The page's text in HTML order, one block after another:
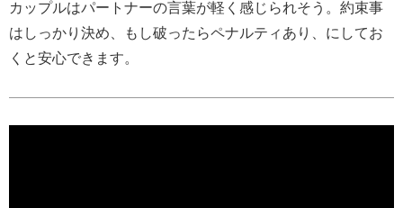
カップルはパートナーの言葉が軽く感じられそう。約束事
はしっかり決め、もし破ったらペナルティあり、にしてお
くと安心できます。